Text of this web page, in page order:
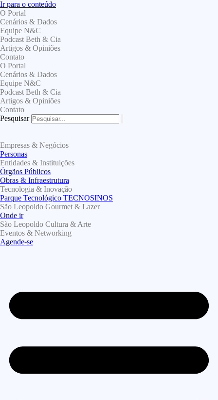
Ir para o conteúdo
O Portal
Cenários & Dados
Equipe N&C
Podcast Beth & Cia
Artigos & Opiniões
Contato
O Portal
Cenários & Dados
Equipe N&C
Podcast Beth & Cia
Artigos & Opiniões
Contato
Pesquisar
Empresas & Negócios
Personas
Entidades & Instituições
Órgãos Públicos
Obras & Infraestrutura
Tecnologia & Inovação
Parque Tecnológico TECNOSINOS
São Leopoldo Gourmet & Lazer
Onde ir
São Leopoldo Cultura & Arte
Eventos & Networking
Agende-se